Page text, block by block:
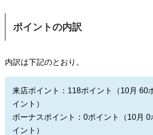
ポイントの内訳
内訳は下記のとおり。
来店ポイント：118ポイント（10月 60
イント）
ボーナスポイント：0ポイント（10月 0
イント）